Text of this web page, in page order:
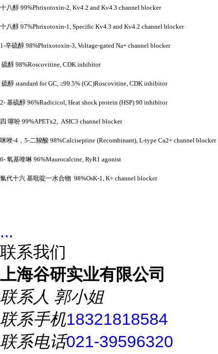
十八醇 99%Phrixotoxin-2, Kv4.2 and Kv4.3 channel blocker
十八醇 97%Phrixotoxin-1, Specific Kv4.3 and Kv4.2 channel blocker
1-辛硫醇 98%Phrixotoxin-3, Voltage-gated Na+ channel blocker
硫醇 98%Roscovitine, CDK inhibitor
硫醇 standard for GC, ≥99.5% (GC)Roscovitine, CDK inhibitor
2- 基硫醇 96%Radicicol, Heat shock protein (HSP) 90 inhibitor
四 噻吩 99%APETx2, ASIC3 channel blocker
咪唑-4，5-二羧酸 98%Calciseptine (Recombinant), L-type Ca2+ channel blocker
6- 氧基喹啉 96%Maurocalcine, RyR1 agonist
氯代十六 基吡啶一水合物 98%OsK-1, K+ channel blocker
...
联系我们
上海谷研实业有限公司
联系人 郭小姐
联系手机18321818584
联系电话021-39596320